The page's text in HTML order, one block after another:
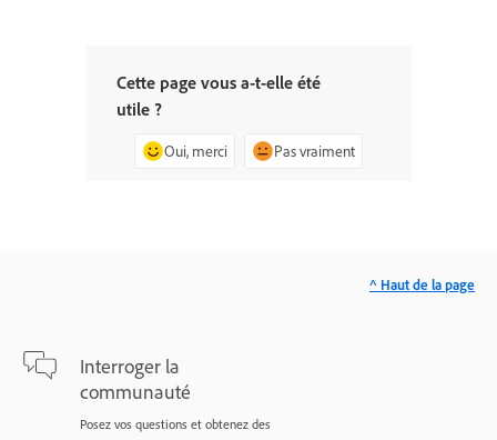
Cette page vous a-t-elle été
utile ?
Oui, merci Pas vraiment
Interroger la
communauté
Posez vos questions et obtenez des
^ Haut de la page